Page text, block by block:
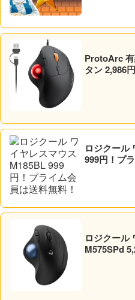
ProtoArc
タン 2,986
ロジクール
999円！プ
ロジクール
M575SPd